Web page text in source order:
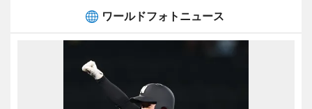
ワールドフォトニュース